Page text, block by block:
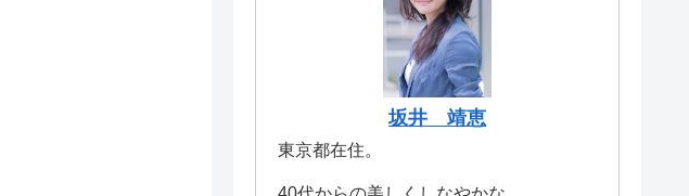
坂井 靖恵
東京都在住。